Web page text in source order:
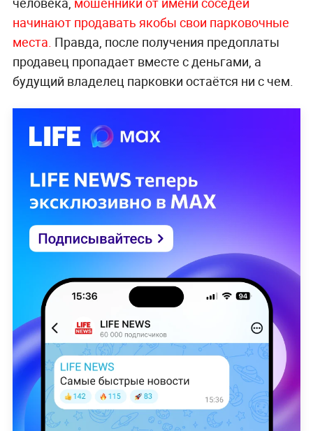
начинают продавать якобы свои парковочные
места. Правда, после получения предоплаты
продавец пропадает вместе с деньгами, а
будущий владелец парковки остаётся ни с чем.